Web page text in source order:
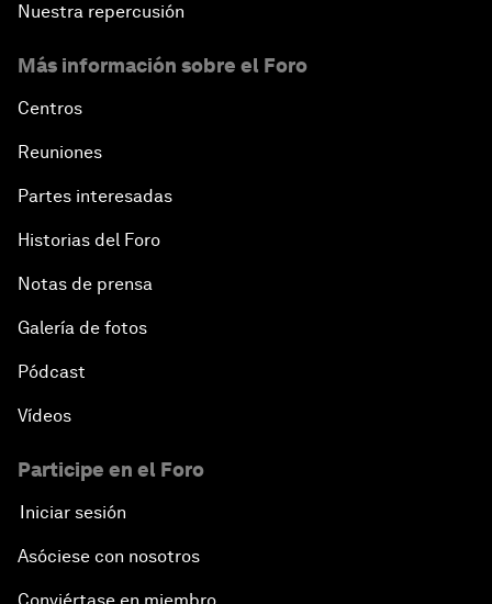
Nuestra repercusión
Más información sobre el Foro
Centros
Reuniones
Partes interesadas
Historias del Foro
Notas de prensa
Galería de fotos
Pódcast
Vídeos
Participe en el Foro
Iniciar sesión
Asóciese con nosotros